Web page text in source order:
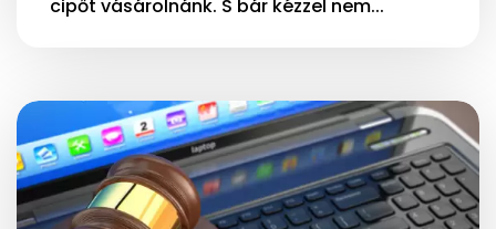
cipőt vásárolnánk. S bár kézzel nem...